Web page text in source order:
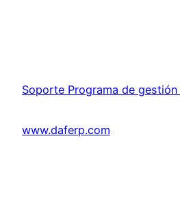
Soporte Programa de gestión
www.daferp.com